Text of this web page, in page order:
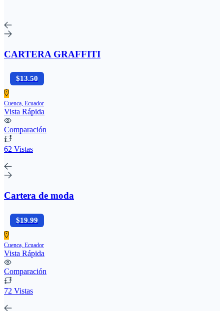
CARTERA GRAFFITI
$13.50
Cuenca, Ecuador
Vista Rápida
Comparación
62 Vistas
Cartera de moda
$19.99
Cuenca, Ecuador
Vista Rápida
Comparación
72 Vistas